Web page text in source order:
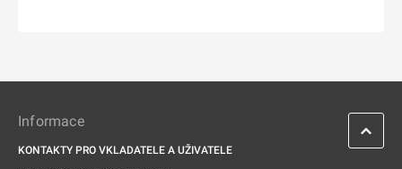
Informace
KONTAKTY PRO VKLADATELE A UŽIVATELE